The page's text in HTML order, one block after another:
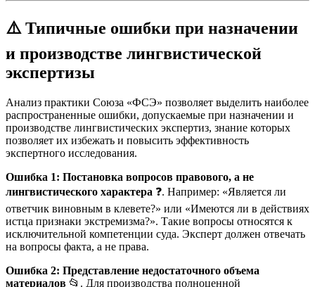
⚠️ Типичные ошибки при назначении
и производстве лингвистической
экспертизы
Анализ практики Союза «ФСЭ» позволяет выделить наиболее
распространенные ошибки, допускаемые при назначении и
производстве лингвистических экспертиз, знание которых
позволяет их избежать и повысить эффективность
экспертного исследования.
Ошибка 1: Постановка вопросов правового, а не
лингвистического характера ❓. Например: «Является ли
ответчик виновным в клевете?» или «Имеются ли в действиях
истца признаки экстремизма?». Такие вопросы относятся к
исключительной компетенции суда. Эксперт должен отвечать
на вопросы факта, а не права.
Ошибка 2: Представление недостаточного объема
материалов 📂. Для производства полноценной